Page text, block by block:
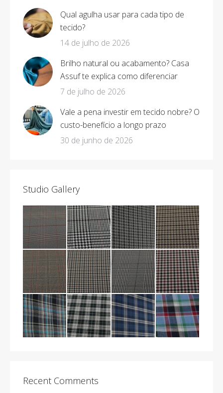
Qual agulha usar para cada tipo de
tecido?
14 de julho de 2026
Brilho natural ou acabamento? Casa
Assuf te explica como diferenciar
7 de julho de 2026
Vale a pena investir em tecido nobre? O
custo-benefício a longo prazo
30 de junho de 2026
Studio Gallery
Recent Comments